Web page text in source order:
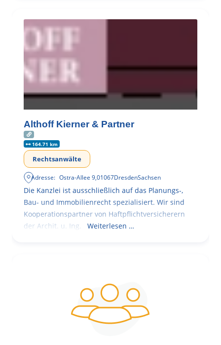
Althoff Kierner & Partner
164.71 km
Rechtsanwälte
Adresse: Ostra-Allee 9,01067DresdenSachsen
Die Kanzlei ist ausschließlich auf das Planungs-,
Bau- und Immobilienrecht spezialisiert. Wir sind
Kooperationspartner von Haftpflichtversicherern
der Archit. u. Ing.
Weiterlesen …